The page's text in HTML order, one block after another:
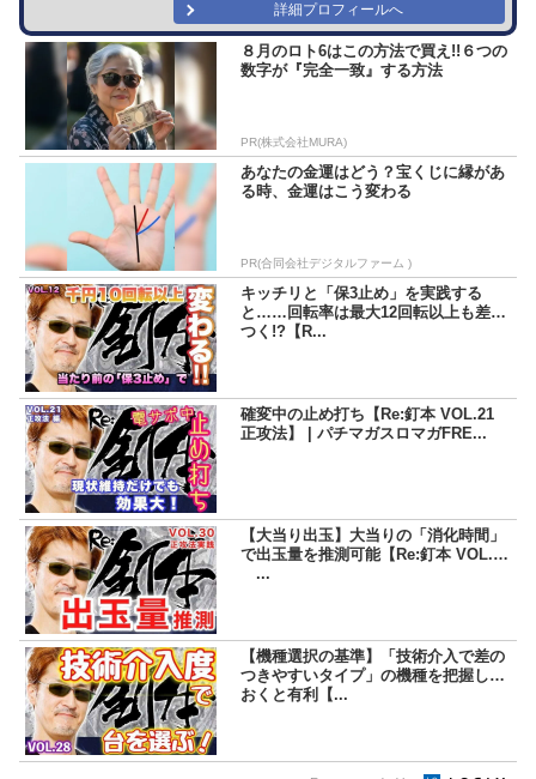
詳細プロフィールへ
８月のロト6はこの方法で買え!!６つの
数字が『完全一致』する方法
PR(株式会社MURA)
あなたの金運はどう？宝くじに縁があ
る時、金運はこう変わる
PR(合同会社デジタルファーム )
キッチリと「保3止め」を実践する
と……回転率は最大12回転以上も差が
つく!?【R...
確変中の止め打ち【Re:釘本 VOL.21
正攻法】 | パチマガスロマガFRE...
【大当り出玉】大当りの「消化時間」
で出玉量を推測可能【Re:釘本 VOL.30
...
【機種選択の基準】「技術介入で差の
つきやすいタイプ」の機種を把握して
おくと有利【...